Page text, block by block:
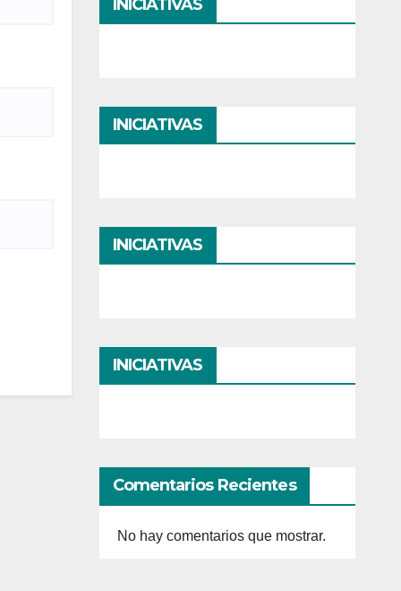
INICIATIVAS
INICIATIVAS
INICIATIVAS
INICIATIVAS
Comentarios Recientes
No hay comentarios que mostrar.